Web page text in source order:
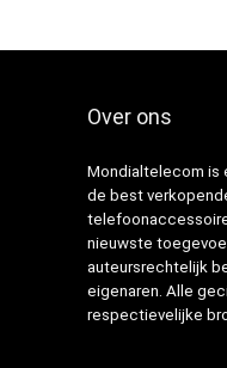
Over ons
Mondialtelecom is
de best
nieuwste
auteursrechtelijk
eigenaren. Alle
respectievelijke